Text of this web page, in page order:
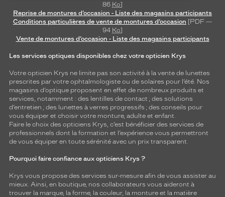
86 Ko]
Reprise de montures d’occasion - Liste des magasins participants
Conditions particulières de vente de montures d’occasion [PDF —
94 Ko]
Vente de montures d’occasion - Liste des magasins participants
Les services optiques disponibles chez votre opticien Krys
Votre opticien Krys ne limite pas son activité à la vente de lunettes
prescrites par votre ophtalmologiste ou de solaires pour l’été. Nos
magasins d’optique proposent en effet de nombreux produits et
services, notamment : des lentilles de contact ; des solutions
d’entretien ; des lunettes à verres progressifs ; des conseils pour
vous équiper et choisir votre monture, adulte et enfant.
Faire le choix des opticiens Krys, c’est bénéficier des services de
professionnels dont la formation et l’expérience vous permettront
de vous équiper en toute sérénité avec un prix transparent.
Pourquoi faire confiance aux opticiens Krys ?
Krys vous propose des services sur-mesure afin de vous assister au
mieux. Ainsi, en boutique, nos collaborateurs vous aideront à
trouver la marque, la forme, la couleur, la monture et la matière